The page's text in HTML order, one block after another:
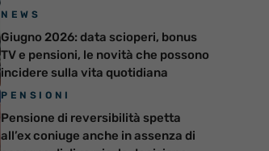
NEWS
Giugno 2026: data scioperi, bonus
TV e pensioni, le novità che possono
incidere sulla vita quotidiana
PENSIONI
Pensione di reversibilità spetta
all’ex coniuge anche in assenza di